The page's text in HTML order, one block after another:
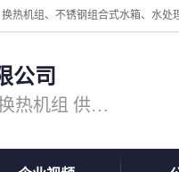
公司
主营产品：换热器 板式换热器 换热机组 供水设备 水处理设备